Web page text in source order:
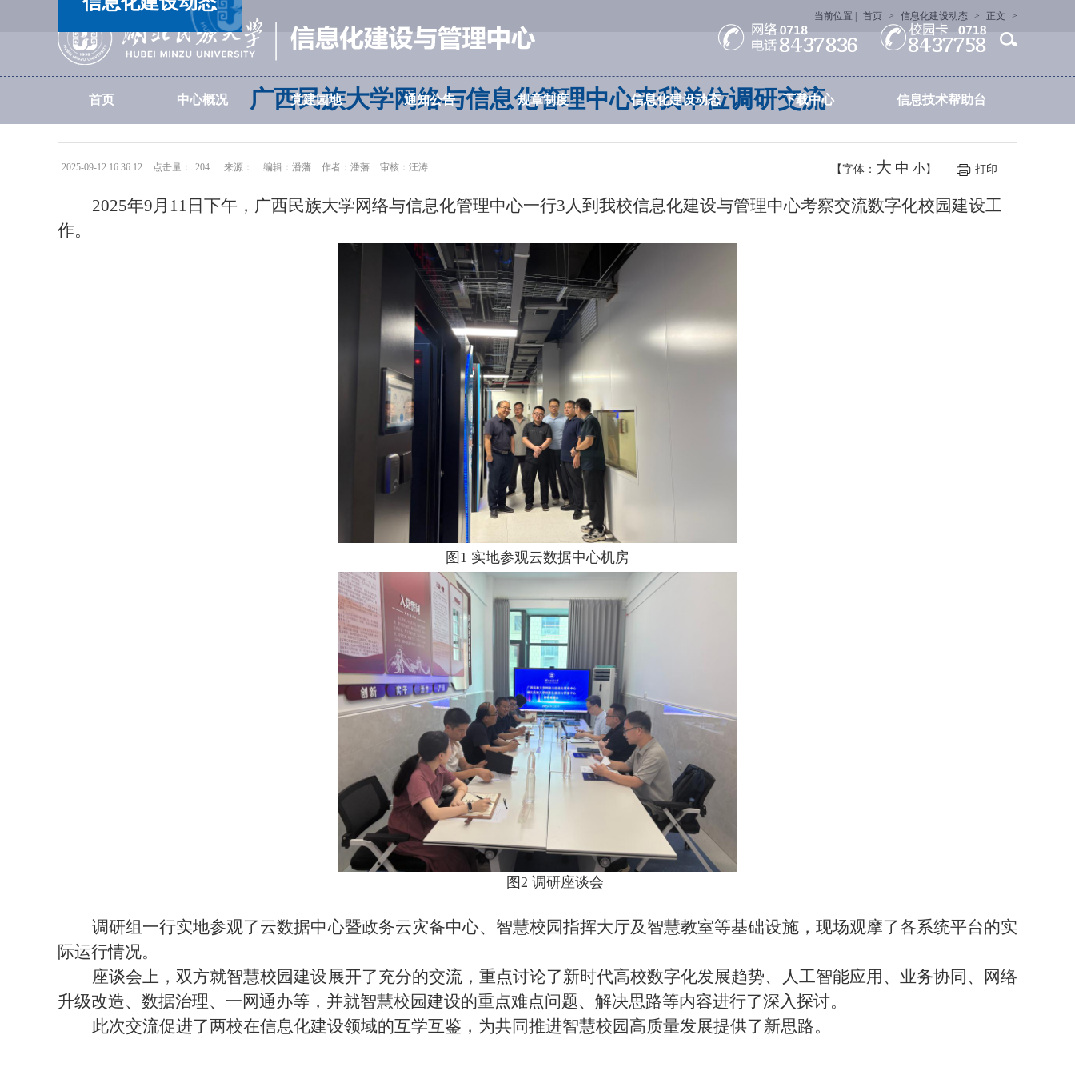
首页 中心概况 党建园地 通知公告 规章制度 信息化建设动态 下载中心 信息技术帮助台
当前位置 | 首页 > 信息化建设动态 > 正文 >
广西民族大学网络与信息化管理中心来我单位调研交流
2025-09-12 16:36:12 点击量： 204 来源： 编辑：潘藩 作者：潘藩 审核：汪涛 【字体： 大 中 小】 打印
2025年9月11日下午，广西民族大学网络与信息化管理中心一行3人到我校信息化建设与管理中心考察交流数字化校园建设工
作。
图1 实地参观云数据中心机房
图2 调研座谈会
调研组一行实地参观了云数据中心暨政务云灾备中心、智慧校园指挥大厅及智慧教室等基础设施，现场观摩了各系统平台的实
际运行情况。
座谈会上，双方就智慧校园建设展开了充分的交流，重点讨论了新时代高校数字化发展趋势、人工智能应用、业务协同、网络
升级改造、数据治理、一网通办等，并就智慧校园建设的重点难点问题、解决思路等内容进行了深入探讨。
此次交流促进了两校在信息化建设领域的互学互鉴，为共同推进智慧校园高质量发展提供了新思路。